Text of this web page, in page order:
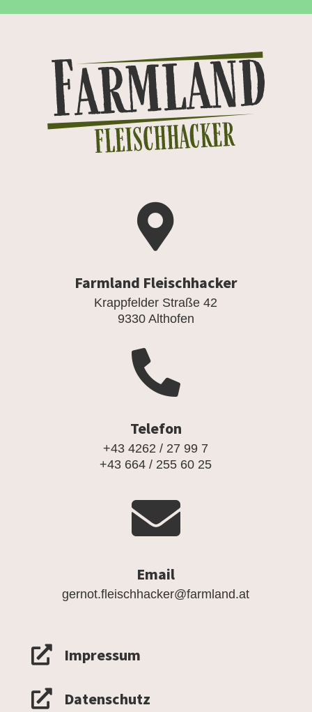

Farmland Fleischhacker
Krappfelder Straße 42
9330 Althofen

Telefon
+43 4262 / 27 99 7
+43 664 / 255 60 25

Email
gernot.fleischhacker@farmland.at
 Impressum
 Datenschutz